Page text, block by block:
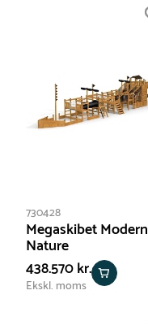
730428
Megaskibet Modern
Nature
438.570 kr.
Ekskl. moms